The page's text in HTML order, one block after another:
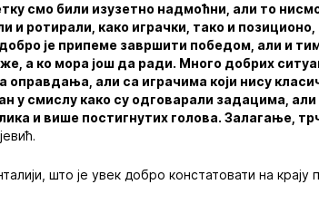
смо били изузетно надмоћни, али то
ротирали, како играчки, тако и позиционо,
је припеме завршити победом, али и
а ко мора још да ради. Много добрих
оправдања, али са играчима који нису
у смислу како су одговарали задацима,
и више постигнутих голова. Залагање,
што је увек добро констатовати на крају